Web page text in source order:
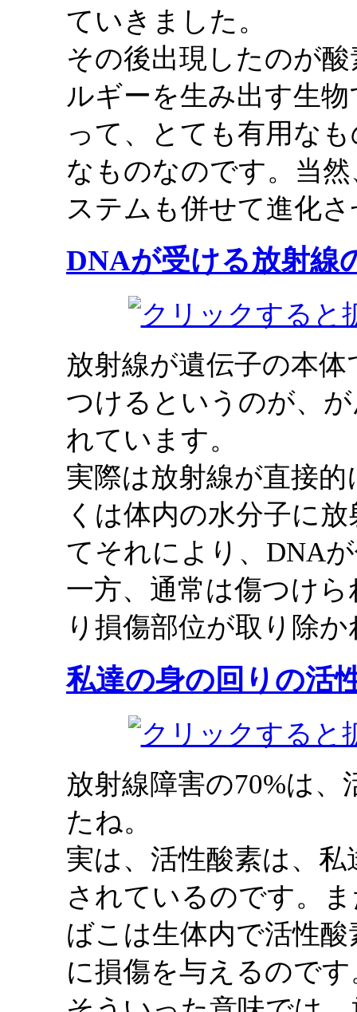
ていきました。
その後出現したのが
ルギーを生み出す生
って、とても有用な
なものなのです。当
ステムも併せて進化
DNAが受ける放射線
放射線が遺伝子の本
つけるというのが、
れています。
実際は放射線が直接
くは体内の水分子に
てそれにより、DNA
一方、通常は傷つけ
り損傷部位が取り除
私達の身の回りの活
放射線障害の70%は
たね。
実は、活性酸素は、
されているのです。
ばこは生体内で活性
に損傷を与えるのです